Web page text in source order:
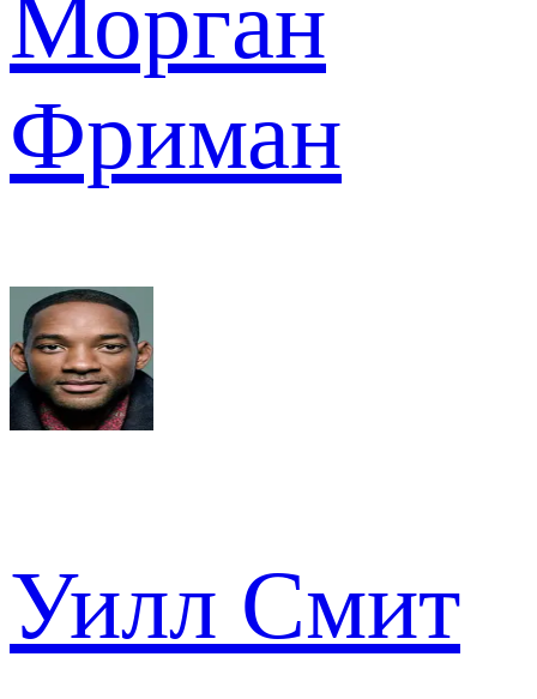
Морган
Фриман
Уилл Смит